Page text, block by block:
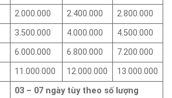
2.000.000 2.400.000
2.800.000
3.500.000 4.000.000
4.500.000
6.000.000 6.800.000
7.200.000
11.000.000 12.000.000
13.000.000
03 – 07 ngày tùy theo số lượng